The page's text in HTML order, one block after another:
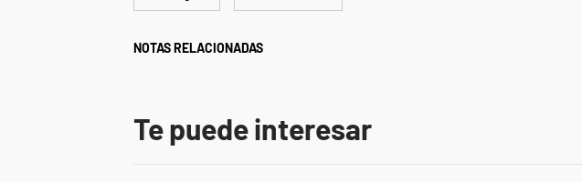
NOTAS RELACIONADAS
Te puede interesar